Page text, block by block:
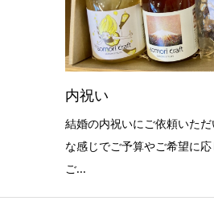
内祝い
結婚の内祝いにご依頼いた
な感じでご予算やご希望に
ご...